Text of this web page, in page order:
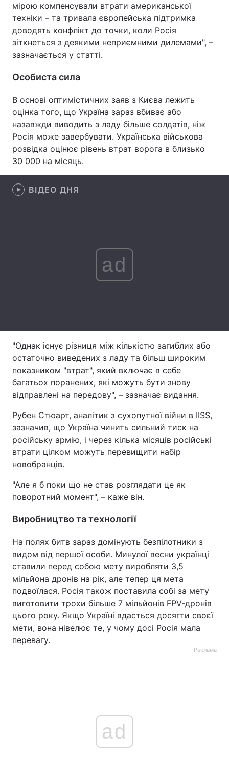
Цікавинки Погода
Екологія Регіони
Лонгріди
Інтерв'ю Думки
Архів Вакансії
Контакти
Послуги
мірою компенсували втрати американської
техніки – та тривала європейська підтримка
доводять конфлікт до точки, коли Росія
зіткнеться з деякими неприємними дилемами", –
зазначається у статті.
Особиста сила
В основі оптимістичних заяв з Києва лежить
оцінка того, що Україна зараз вбиває або
назавжди виводить з ладу більше солдатів, ніж
Росія може завербувати. Українська військова
розвідка оцінює рівень втрат ворога в близько
30 000 на місяць.
ВІДЕО ДНЯ
ad
"Однак існує різниця між кількістю загиблих або
остаточно виведених з ладу та більш широким
показником "втрат", який включає в себе
багатьох поранених, які можуть бути знову
відправлені на передову", – зазначає видання.
Рубен Стюарт, аналітик з сухопутної війни в IISS,
зазначив, що Україна чинить сильний тиск на
російську армію, і через кілька місяців російські
втрати цілком можуть перевищити набір
новобранців.
"Але я б поки що не став розглядати це як
поворотний момент", – каже він.
Виробництво та технології
На полях битв зараз домінують безпілотники з
видом від першої особи. Минулої весни українці
ставили перед собою мету виробляти 3,5
мільйона дронів на рік, але тепер ця мета
подвоїлася. Росія також поставила собі за мету
виготовити трохи більше 7 мільйонів FPV-дронів
цього року. Якщо Україні вдасться досягти своєї
мети, вона нівелює те, у чому досі Росія мала
перевагу.
Реклама
ad